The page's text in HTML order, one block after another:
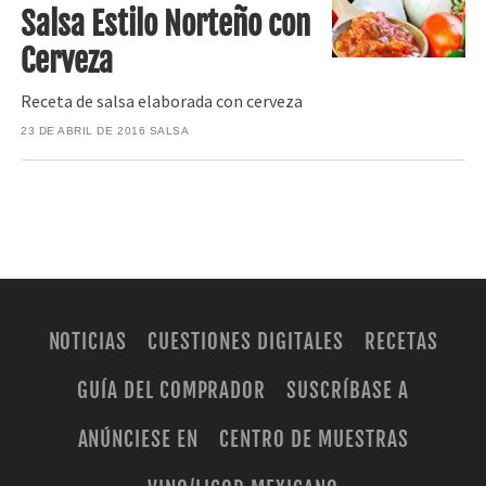
Salsa Estilo Norteño con
Cerveza
Receta de salsa elaborada con cerveza
23 DE ABRIL DE 2016 SALSA
NOTICIAS CUESTIONES DIGITALES
RECETAS
GUÍA DEL COMPRADOR
SUSCRÍBASE A
ANÚNCIESE EN
CENTRO DE MUESTRAS